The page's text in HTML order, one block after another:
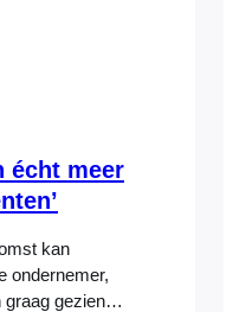
écht meer
kan
ondernemer,
graag geziene